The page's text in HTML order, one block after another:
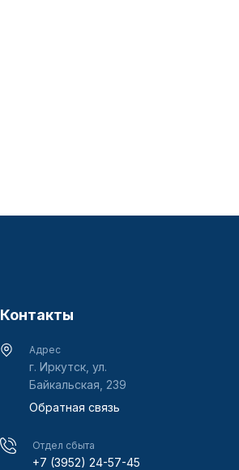
Контакты
Адрес
г. Иркутск, ул.
Байкальская, 239
Обратная связь
Отдел сбыта
+7 (3952) 24-57-45